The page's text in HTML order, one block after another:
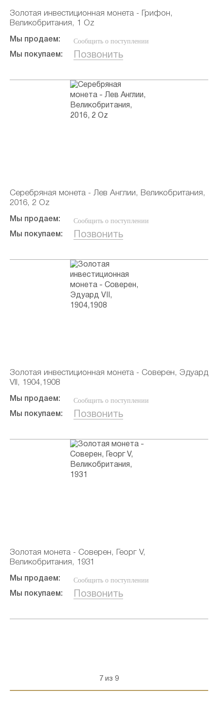
Золотая инвестиционная монета - Грифон,
Великобритания, 1 Oz
Мы продаем: Сообщить о поступлении
Мы покупаем: Позвонить
Серебряная монета - Лев Англии, Великобритания,
2016, 2 Oz
Мы продаем: Сообщить о поступлении
Мы покупаем: Позвонить
Золотая инвестиционная монета - Соверен, Эдуард
VII, 1904,1908
Мы продаем: Сообщить о поступлении
Мы покупаем: Позвонить
Золотая монета - Соверен, Георг V,
Великобритания, 1931
Мы продаем: Сообщить о поступлении
Мы покупаем: Позвонить
7 из 9